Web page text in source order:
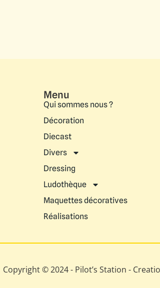
Menu
Qui sommes nous ?
Décoration
Diecast
Divers
Dressing
Ludothèque
Maquettes décoratives
Réalisations
Copyright © 2024 - Pilot’s Station -